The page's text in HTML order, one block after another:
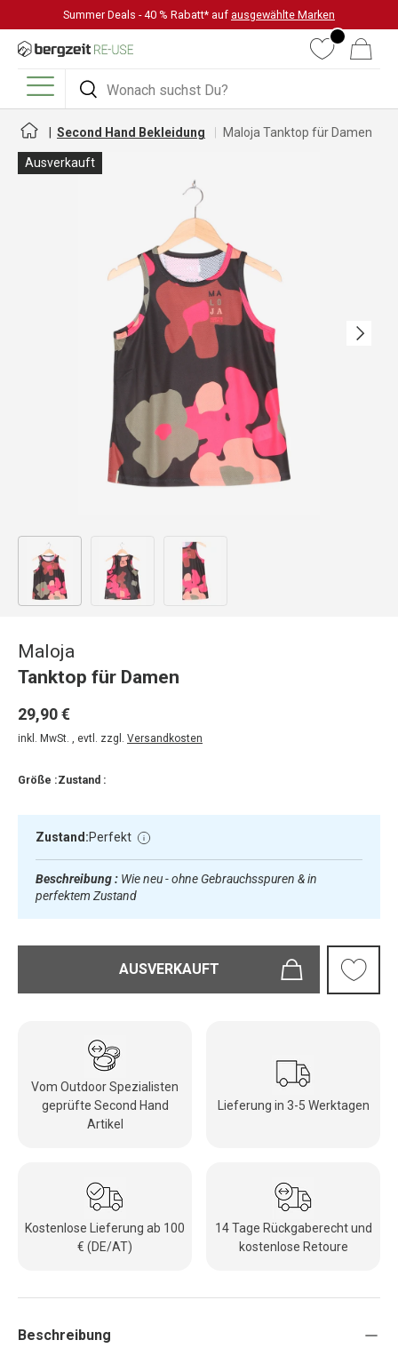
DIREKT ZUM INHALT
Summer Deals - 40 % Rabatt* auf ausgewählte Marken
Suchen
Suchen
WunschlisteWarenkorb
Menü
Second Hand Bekleidung Maloja Tanktop für Damen
Ausverkauft
Nächste
Bild 1 in Galerieansicht laden
Maloja
Tanktop für Damen
29,90 €
inkl. MwSt. , evtl. zzgl. Versandkosten
Größe :Zustand :
Zustand:Perfekt
Beschreibung : Wie neu - ohne Gebrauchsspuren & in
perfektem Zustand
AUSVERKAUFT
Vom Outdoor Spezialisten
geprüfte Second Hand
Artikel
Lieferung in 3-5 Werktagen
Kostenlose Lieferung ab 100
€ (DE/AT)
14 Tage Rückgaberecht und
kostenlose Retoure
Beschreibung